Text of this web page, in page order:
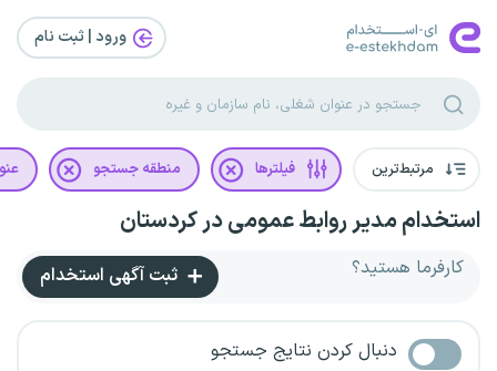
ورود | ثبت‌ نام
مرتبط‌ترین فیلترها منطقه جستجو
استخدام مدیر روابط عمومی در کردستان
کارفرما هستید؟ ثبت آگهی استخدام
دنبال کردن نتایج جستجو